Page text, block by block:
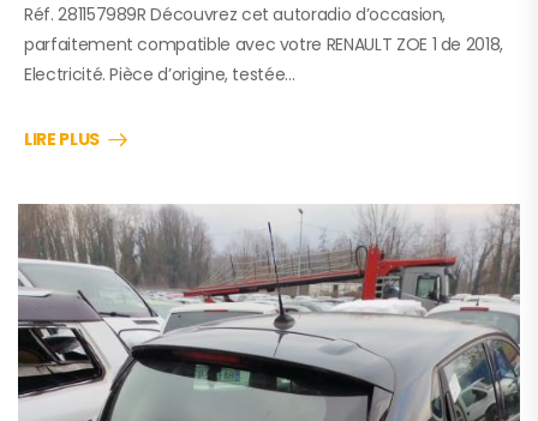
Réf. 281157989R Découvrez cet autoradio d’occasion,
parfaitement compatible avec votre RENAULT ZOE 1 de 2018,
Electricité. Pièce d’origine, testée…
LIRE PLUS